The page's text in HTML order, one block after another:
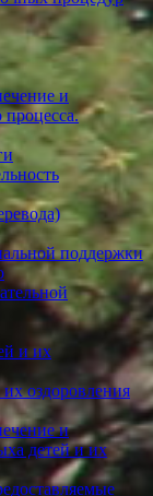
и
процесса.
поддержки
и их
оздоровления
и
детей и их